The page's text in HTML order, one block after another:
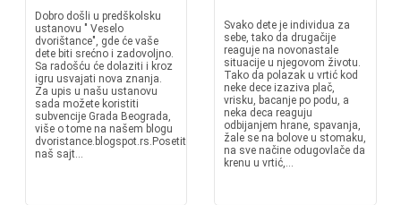
Dobro došli u predškolsku
ustanovu " Veselo
dvorištance", gde će vaše
dete biti srećno i zadovoljno.
Sa radošću će dolaziti i kroz
igru usvajati nova znanja.
Za upis u našu ustanovu
sada možete koristiti
subvencije Grada Beograda,
više o tome na našem blogu
dvoristance.blogspot.rs.Posetite
naš sajt...
Svako dete je individua za
sebe, tako da drugačije
reaguje na novonastale
situacije u njegovom životu.
Tako da polazak u vrtić kod
neke dece izaziva plač,
vrisku, bacanje po podu, a
neka deca reaguju
odbijanjem hrane, spavanja,
žale se na bolove u stomaku,
na sve načine odugovlače da
krenu u vrtić,...